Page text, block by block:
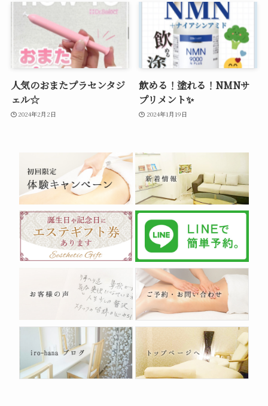
人気のおまたプラセンタジ
ェル☆
2024年2月2日
飲める！塗れる！NMNサ
プリメント✨
2024年1月19日